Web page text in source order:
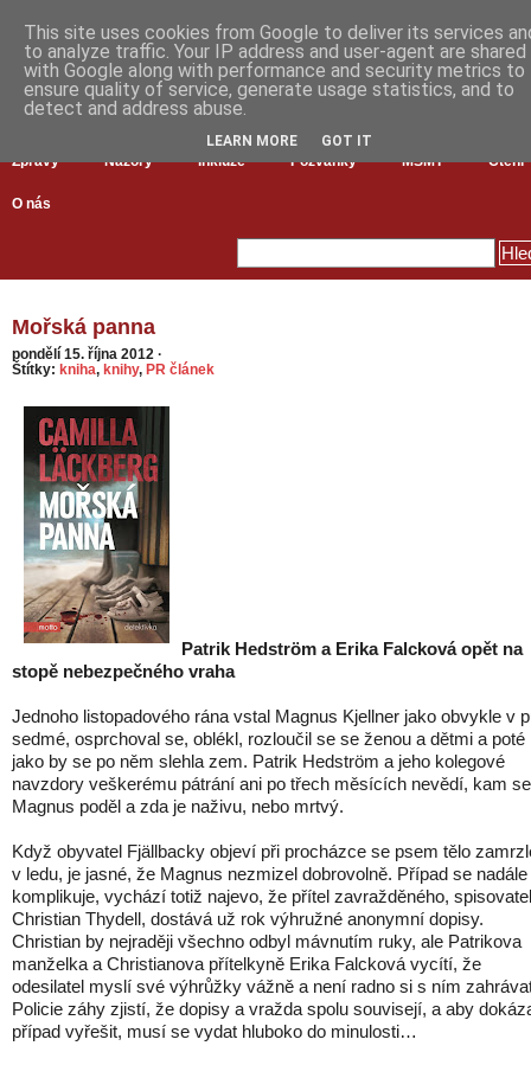
Zprávy Názory Inkluze Pozvánky MŠMT Čtení
O nás
Mořská panna
pondělí 15. října 2012 ·
Štítky: kniha, knihy, PR článek
Patrik Hedström a Erika Falcková opět na
stopě nebezpečného vraha
Jednoho listopadového rána vstal Magnus Kjellner jako obvykle v
sedmé, osprchoval se, oblékl, rozloučil se se ženou a dětmi a poté
jako by se po něm slehla zem. Patrik Hedström a jeho kolegové
navzdory veškerému pátrání ani po třech měsících nevědí, kam se
Magnus poděl a zda je naživu, nebo mrtvý.
Když obyvatel Fjällbacky objeví při procházce se psem tělo
v ledu, je jasné, že Magnus nezmizel dobrovolně. Případ se nadále
komplikuje, vychází totiž najevo, že přítel zavražděného, spisovatel
Christian Thydell, dostává už rok výhružné anonymní dopisy.
Christian by nejraději všechno odbyl mávnutím ruky, ale Patrikova
manželka a Christianova přítelkyně Erika Falcková vycítí, že
odesilatel myslí své výhrůžky vážně a není radno si s ním
Policie záhy zjistí, že dopisy a vražda spolu souvisejí, a aby
případ vyřešit, musí se vydat hluboko do minulosti…
This site uses cookies from Google to deliver its services
to analyze traffic. Your IP address and user-agent are shared
with Google along with performance and security metrics to
ensure quality of service, generate usage statistics, and to
detect and address abuse.
LEARN MORE GOT IT